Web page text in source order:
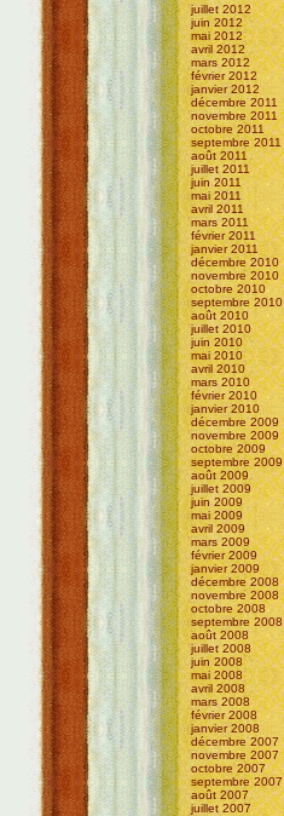
juillet 2012
juin 2012
mai 2012
avril 2012
mars 2012
février 2012
janvier 2012
décembre 2011
novembre 2011
octobre 2011
septembre 2011
août 2011
juillet 2011
juin 2011
mai 2011
avril 2011
mars 2011
février 2011
janvier 2011
décembre 2010
novembre 2010
octobre 2010
septembre 2010
août 2010
juillet 2010
juin 2010
mai 2010
avril 2010
mars 2010
février 2010
janvier 2010
décembre 2009
novembre 2009
octobre 2009
septembre 2009
août 2009
juillet 2009
juin 2009
mai 2009
avril 2009
mars 2009
février 2009
janvier 2009
décembre 2008
novembre 2008
octobre 2008
septembre 2008
août 2008
juillet 2008
juin 2008
mai 2008
avril 2008
mars 2008
février 2008
janvier 2008
décembre 2007
novembre 2007
octobre 2007
septembre 2007
août 2007
juillet 2007